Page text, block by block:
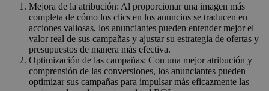
Mejora de la atribución: Al proporcionar una imagen más
completa de cómo los clics en los anuncios se traducen en
acciones valiosas, los anunciantes pueden entender mejor el
valor real de sus campañas y ajustar su estrategia de ofertas y
presupuestos de manera más efectiva.
Optimización de las campañas: Con una mejor atribución y
comprensión de las conversiones, los anunciantes pueden
optimizar sus campañas para impulsar más eficazmente las